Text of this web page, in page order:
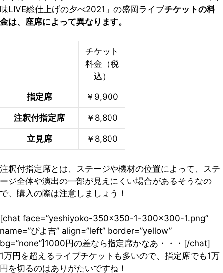
味LIVE総仕上げの夕べ2021」の盛岡ライブチケットの料
金は、座席によって異なります。
チケット
料金（税
込）
指定席 ￥9,900
注釈付指定席 ￥8,800
立見席 ￥8,800
注釈付指定席とは、ステージや機材の位置によって、ステ
ージ全体や演出の一部が見えにくい場合があるそうなの
で、購入の際は注意しましょう！
[chat face=”yeshiyoko-350×350-1-300×300-1.png”
name=”ぴよ吉” align=”left” border=”yellow”
bg=”none”]1000円の差なら指定席かなあ・・・[/chat]
1万円を超えるライブチケットも多いので、指定席でも1万
円を切るのはありがたいですね！